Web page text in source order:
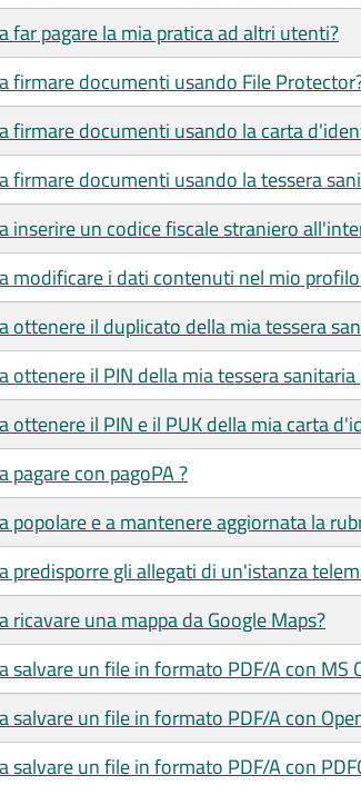
far pagare la mia pratica ad altri utenti?
firmare documenti usando File
firmare documenti usando la carta
firmare documenti usando la tessera
inserire un codice fiscale straniero
modificare i dati contenuti nel mio
ottenere il duplicato della mia tessera
ottenere il PIN della mia tessera sanitaria
ottenere il PIN e il PUK della mia carta
pagare con pagoPA ?
popolare e a mantenere aggiornata la
predisporre gli allegati di un'istanza
ricavare una mappa da Google Maps?
salvare un file in formato PDF/A con MS
salvare un file in formato PDF/A con
salvare un file in formato PDF/A con